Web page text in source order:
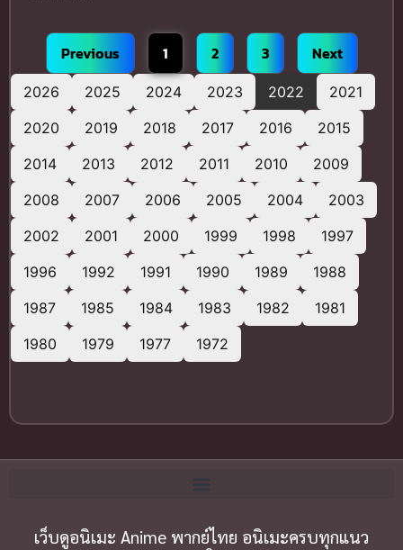
2026 2025 2024 2023 2022
2021
2020
2019 2018 2017 2016
2015
2014
2013 2012 2011 2010
2009
2008
2007 2006 2005 2004
2003
2002
2001 2000 1999 1998
1997
1996
1992 1991 1990 1989
1988
1987
1985 1984 1983 1982
1981
1980
1979 1977 1972
ไทยฟรีPrevious 1 2 3 Next
เว็บดูอนิเมะ Anime พากย์ไทย อนิเมะครบทุกแนว